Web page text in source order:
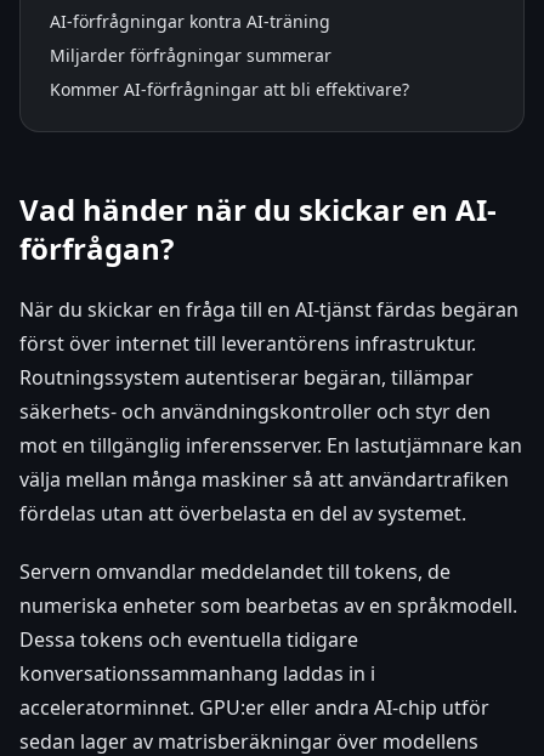
AI-förfrågningar kontra AI-träning
Miljarder förfrågningar summerar
Kommer AI-förfrågningar att bli effektivare?
Vad händer när du skickar en AI-
förfrågan?
När du skickar en fråga till en AI-tjänst färdas begäran
först över internet till leverantörens infrastruktur.
Routningssystem autentiserar begäran, tillämpar
säkerhets- och användningskontroller och styr den
mot en tillgänglig inferensserver. En lastutjämnare kan
välja mellan många maskiner så att användartrafiken
fördelas utan att överbelasta en del av systemet.
Servern omvandlar meddelandet till tokens, de
numeriska enheter som bearbetas av en språkmodell.
Dessa tokens och eventuella tidigare
konversationssammanhang laddas in i
acceleratorminnet. GPU:er eller andra AI-chip utför
sedan lager av matrisberäkningar över modellens